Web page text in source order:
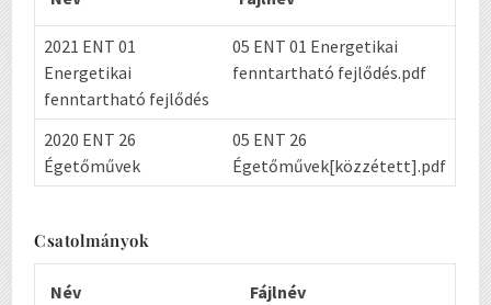
2021 ENT 01
Energetikai
fenntartható fejlődés
05 ENT 01 Energetikai
fenntartható fejlődés.pdf
2020 ENT 26
Égetőművek
05 ENT 26
Égetőművek[közzétett].pdf
Csatolmányok
Név Fájlnév